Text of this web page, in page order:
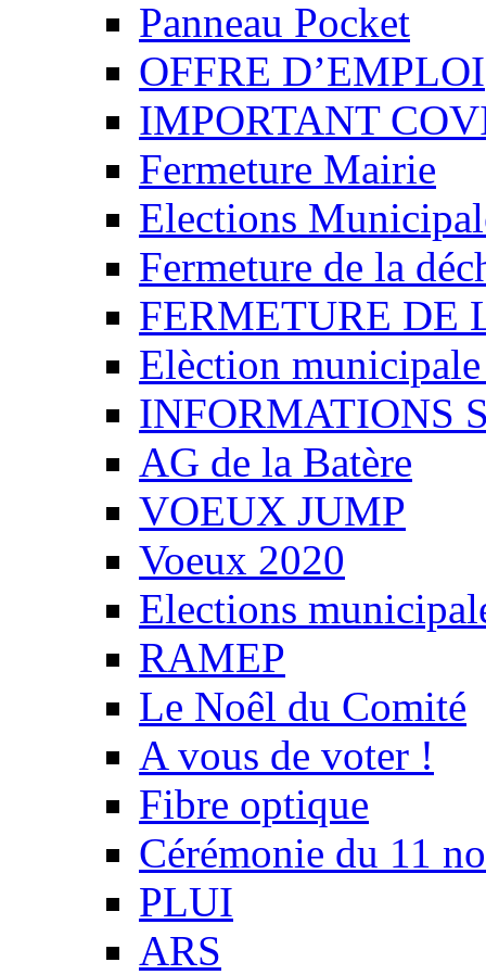
Panneau Pocket
OFFRE D’EMPLOI
IMPORTANT
Fermeture Mairie
Elections
Fermeture de la
FERMETURE DE
Elèction
INFORMATIONS
AG de la Batère
VOEUX JUMP
Voeux 2020
Elections
RAMEP
Le Noêl du Comité
A vous de voter !
Fibre optique
Cérémonie du 11
PLUI
ARS